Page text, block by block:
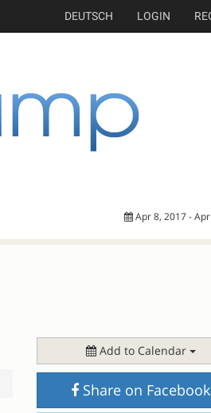
DEUTSCH LOGIN
Apr 8, 2017 -
Add to Calendar
Share on Facebook